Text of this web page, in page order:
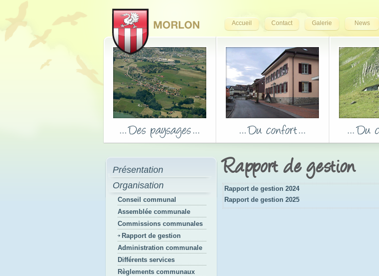
Accueil Contact Galerie News
Présentation
Organisation
Conseil communal
Assemblée communale
Commissions communales
Rapport de gestion
Administration communale
Différents services
Règlements communaux
Rapport de gestion
Rapport de gestion 2024
Rapport de gestion 2025